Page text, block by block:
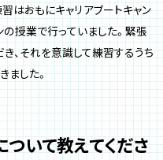
はおもにキャリアブートキャン
の授業で行っていました。緊張
、それを意識して練習するうち
ました。
いて教えてくださ